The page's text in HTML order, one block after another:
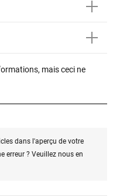
mais ceci ne
dans l'aperçu de votre
erreur ? Veuillez nous en